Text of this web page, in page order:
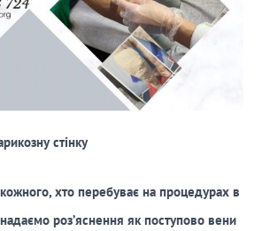
стінку
хто перебуває на процедурах в
роз’яснення як поступово вени